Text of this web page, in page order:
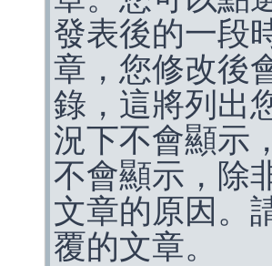
發表後的一段
章，您修改後
錄，這將列出
況下不會顯示
不會顯示，除
文章的原因。
覆的文章。